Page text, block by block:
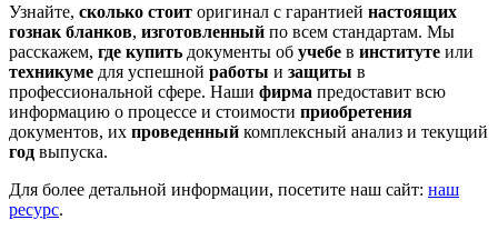
Узнайте, сколько стоит оригинал с гарантией настоящих
гознак бланков, изготовленный по всем стандартам. Мы
расскажем, где купить документы об учебе в институте или
техникуме для успешной работы и защиты в
профессиональной сфере. Наши фирма предоставит всю
информацию о процессе и стоимости приобретения
документов, их проведенный комплексный анализ и текущий
год выпуска.
Для более детальной информации, посетите наш сайт: наш
ресурс.